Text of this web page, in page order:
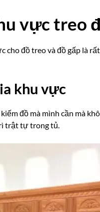
vực treo
cho đồ treo và đồ gấp là
khu vực
đồ mà mình cần mà
trật tự trong tủ.